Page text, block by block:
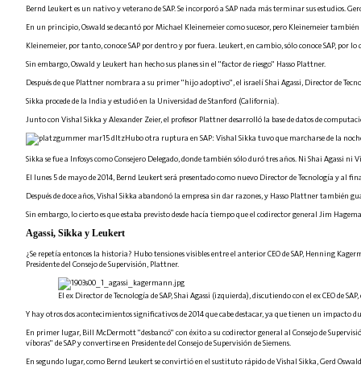
Bernd Leukert es un nativo y veterano de SAP. Se incorporó a SAP nada más terminar sus
En un principio, Oswald se decantó por Michael Kleinemeier como sucesor, pero Kleinemeier
Kleinemeier, por tanto, conoce SAP por dentro y por fuera. Leukert, en cambio, sólo conoce SAP,
Sin embargo, Oswald y Leukert han hecho sus planes sin el "factor de riesgo" Hasso Plattner.
Después de que Plattner nombrara a su primer "hijo adoptivo", el israelí Shai Agassi, Director de
Sikka procede de la India y estudió en la Universidad de Stanford (California).
Junto con Vishal Sikka y Alexander Zeier, el profesor Plattner desarrolló la base de datos de
Hubo otra ruptura en SAP: Vishal Sikka tuvo que marcharse de la
Sikka se fue a Infosys como Consejero Delegado, donde también sólo duró tres años. Ni Shai
El lunes 5 de mayo de 2014, Bernd Leukert será presentado como nuevo Director de Tecnología y
Después de doce años, Vishal Sikka abandonó la empresa sin dar razones, y Hasso Plattner también
Sin embargo, lo cierto es que estaba previsto desde hacía tiempo que el codirector general Jim
Agassi, Sikka y Leukert
¿Se repetía entonces la historia? Hubo tensiones visibles entre el anterior CEO de SAP, Henning
Presidente del Consejo de Supervisión, Plattner.
El ex Director de Tecnología de SAP, Shai Agassi (izquierda), discutiendo con el ex CEO de
Y hay otros dos acontecimientos significativos de 2014 que cabe destacar, ya que tienen un impacto
En primer lugar, Bill McDermott "desbancó" con éxito a su codirector general al Consejo de
víboras" de SAP y convertirse en Presidente del Consejo de Supervisión de Siemens.
En segundo lugar, como Bernd Leukert se convirtió en el sustituto rápido de Vishal Sikka, Gerd